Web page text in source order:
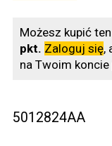
Możesz kupić
pkt. Zaloguj się,
na Twoim
5012824AA